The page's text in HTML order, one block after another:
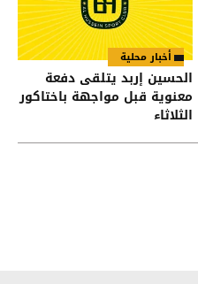
أخبار محلية
الحسين إربد يتلقى دفعة
معنوية قبل مواجهة باختاكور
الثلاثاء